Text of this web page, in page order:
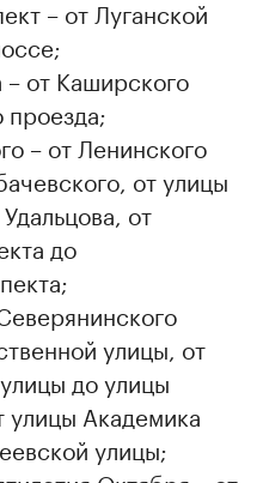
– от Луганской
от Каширского
– от Ленинского
от улицы
от
до
улицы, от
до улицы
улицы Академика
улицы;